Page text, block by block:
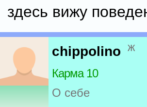
здесь вижу
chippolino ж
Карма 10
О себе